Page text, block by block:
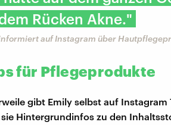
Rücken Akne."
auf Instagram über
für Pflegeprodukte
gibt Emily selbst auf
Hintergrundinfos zu den